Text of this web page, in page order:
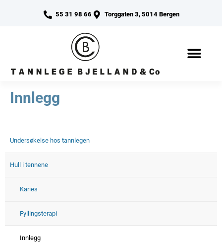
55 31 98 66 Torggaten 3, 5014 Bergen
Innlegg
Undersøkelse hos tannlegen
Hull i tennene
Karies
Fyllingsterapi
Innlegg